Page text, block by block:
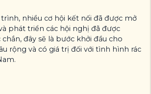
nhiều cơ hội kết nối đã được mở
phát triển các hội nghị đã được
đây sẽ là bước khởi đầu cho
rộng và có giá trị đối với tình hình rác